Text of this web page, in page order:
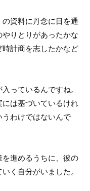
資料に丹念に目を通
りとりがあったかな
計商を志したかなど
っているんですね。
は基づいているけれ
わけではないんで
進めるうちに、彼の
く自分がいました。